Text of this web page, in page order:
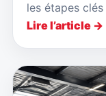
les étapes
Lire l’article →